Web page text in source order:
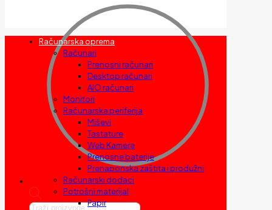
Products
Računarska oprema
Računari
Prenosni računari
Desktop računari
AIO računari
Monitori
Računarska periferija
Miševi
Tastature
Web Kamere
Prenosne baterije
Prenaponska zaštita i produžni
Računarski dodaci
Potrošni materijal
Papir